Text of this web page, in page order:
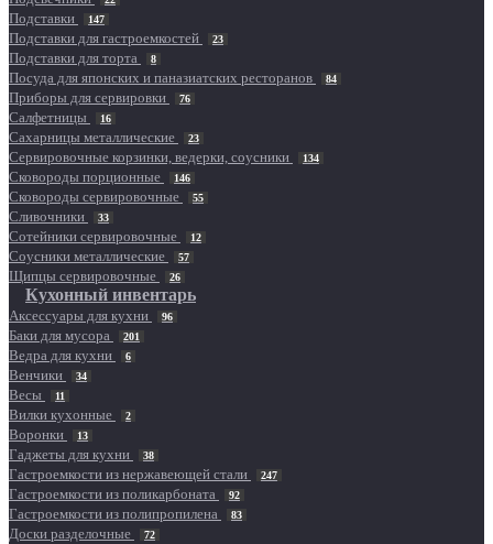
Подставки 147
Подставки для гастроемкостей 23
Подставки для торта 8
Посуда для японских и паназиатских ресторанов 84
Приборы для сервировки 76
Салфетницы 16
Сахарницы металлические 23
Сервировочные корзинки, ведерки, соусники 134
Сковороды порционные 146
Сковороды сервировочные 55
Сливочники 33
Сотейники сервировочные 12
Соусники металлические 57
Щипцы сервировочные 26
Кухонный инвентарь
Аксессуары для кухни 96
Баки для мусора 201
Ведра для кухни 6
Венчики 34
Весы 11
Вилки кухонные 2
Воронки 13
Гаджеты для кухни 38
Гастроемкости из нержавеющей стали 247
Гастроемкости из поликарбоната 92
Гастроемкости из полипропилена 83
Доски разделочные 72